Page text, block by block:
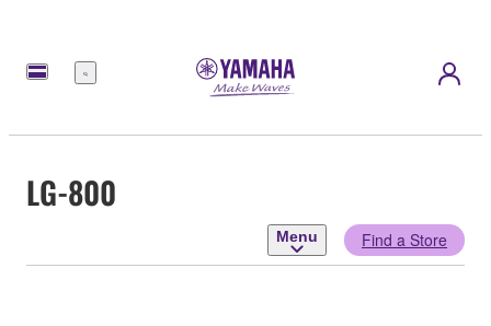
Menu
LG-800
Menu Find a Store